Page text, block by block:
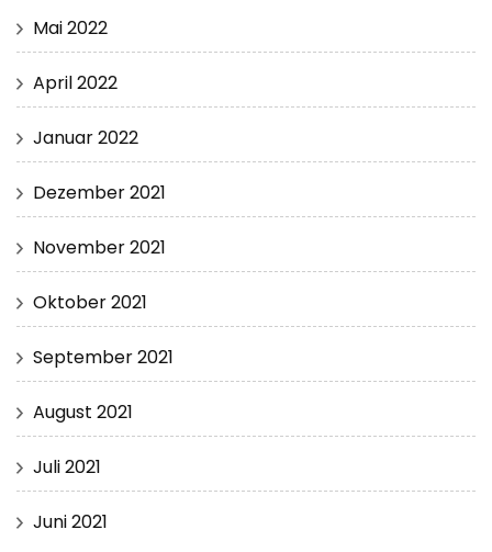
Mai 2022
April 2022
Januar 2022
Dezember 2021
November 2021
Oktober 2021
September 2021
August 2021
Juli 2021
Juni 2021